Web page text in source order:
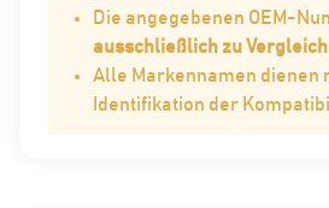
Die angegebenen OEM-
ausschließlich zu
Alle Markennamen dienen
Identifikation der